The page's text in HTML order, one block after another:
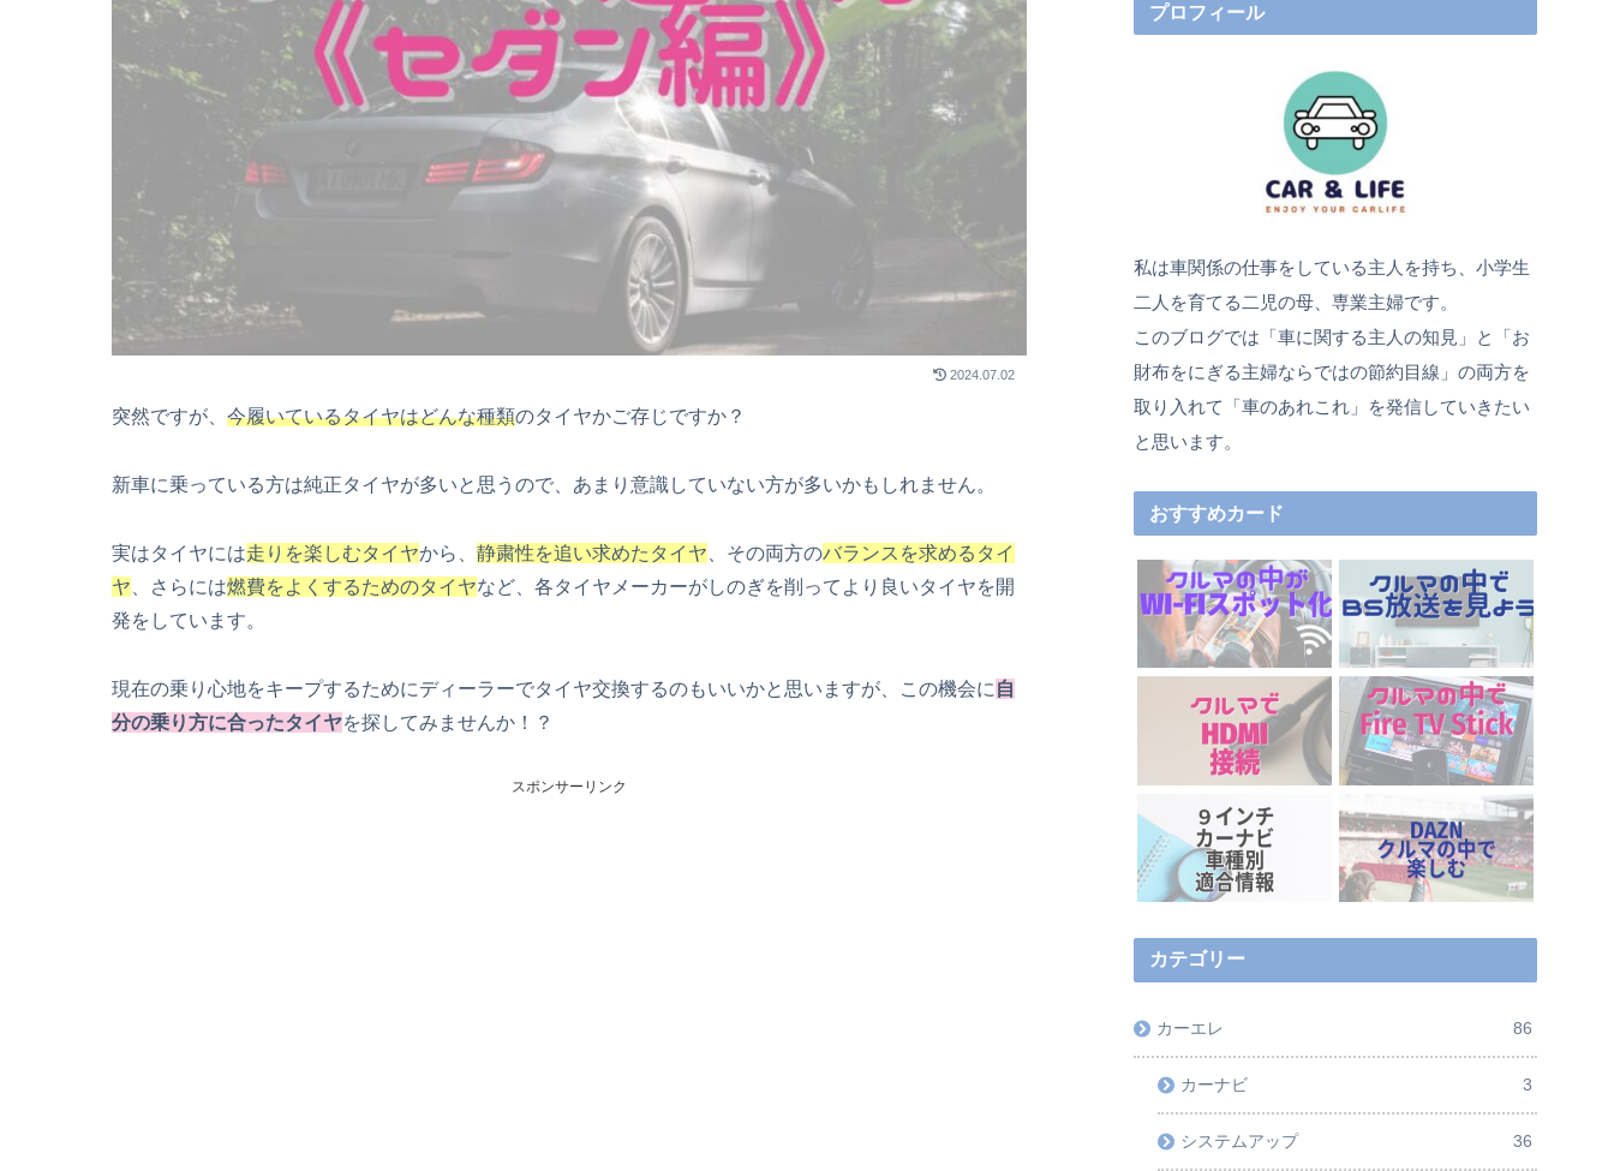
2024.07.02
突然ですが、 今履いているタイヤはどんな種類のタイヤかご存じですか？
新車に乗っている方は純正タイヤが多いと思うので、あまり意識していない方が多いかもしれません。
実はタイヤには走りを楽しむタイヤから、 静粛性を追い求めたタイヤ 、その両方のバランスを求めるタイ
ヤ 、さらには燃費をよくするためのタイヤなど、各タイヤメーカーがしのぎを削ってより良いタイヤを開
発をしています。
現在の乗り心地をキープするためにディーラーでタイヤ交換するのもいいかと思いますが、この機会に 自
分の乗り方に合ったタイヤを探してみませんか！？
スポンサーリンク
プロフィール
私は車関係の仕事をしている主人を持ち、小学生
二人を育てる二児の母、専業主婦です。
このブログでは「車に関する主人の知見」と「お
財布をにぎる主婦ならではの節約目線」の両方を
取り入れて「車のあれこれ」を発信していきたい
と思います。
おすすめカード
カテゴリー
カーエレ 86
カーナビ 3
システムアップ 36